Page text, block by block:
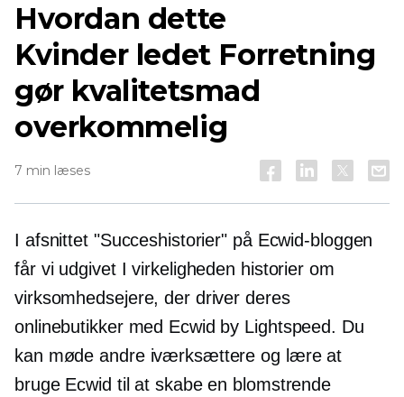
Hvordan dette
Kvinder ledetForretning
gør kvalitetsmad
overkommelig
7 min læses
I afsnittet "Succeshistorier" på Ecwid-bloggen
får vi udgivet I virkeligheden historier om
virksomhedsejere, der driver deres
onlinebutikker med Ecwid by Lightspeed. Du
kan møde andre iværksættere og lære at
bruge Ecwid til at skabe en blomstrende